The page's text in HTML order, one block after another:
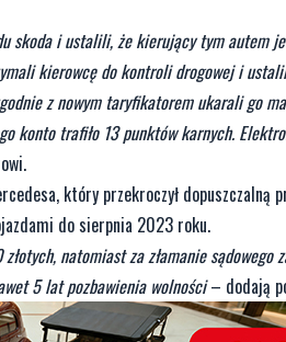
skoda i ustalili, że kierujący tym autem
kierowcę do kontroli drogowej i
z nowym taryfikatorem ukarali go
konto trafiło 13 punktów karnych.
który przekroczył dopuszczalną
do sierpnia 2023 roku.
natomiast za złamanie sądowego
5 lat pozbawienia wolności– dodają